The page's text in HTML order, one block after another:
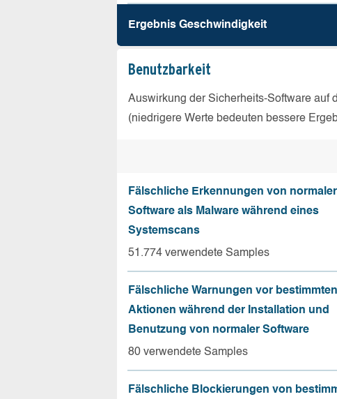
Ergebnis Geschw­indigkeit
Benutz­barkeit
Auswirkung der Sicherheits-Software auf
(niedrigere Werte bedeuten bessere
Fälschliche Erkennungen von normaler
Software als Malware während eines
Systemscans
51.774 verwendete Samples
Fälschliche Warnungen vor bestimmten
Aktionen während der Installation und
Benutzung von normaler Software
80 verwendete Samples
Fälschliche Blockierungen von